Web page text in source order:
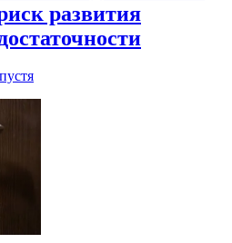
развития